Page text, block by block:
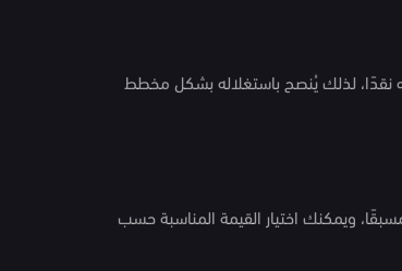
نقدًا، لذلك يُنصح باستغلاله بشكل مخطط
ويمكنك اختيار القيمة المناسبة حسب